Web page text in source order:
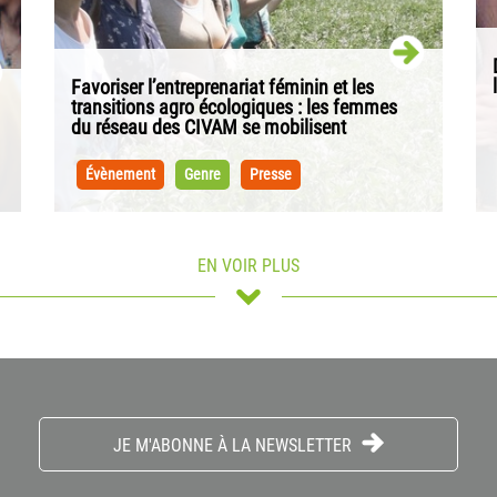
Favoriser l’entreprenariat féminin et les
transitions agro écologiques : les femmes
du réseau des CIVAM se mobilisent
milieu rural » des Civam se tiendront les 7 et 8
Novembre 2022 dans la Vienne sur le thème...
Évènement Genre Presse
Femmes paysannes: Freins et leviers pour
s’installer en agriculture.
EN VOIR PLUS
JE M'ABONNE À LA NEWSLETTER